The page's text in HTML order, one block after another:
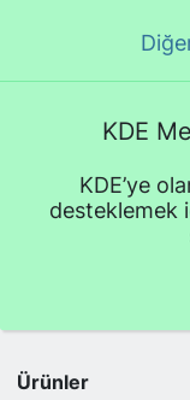
KDE
KDE’ye
desteklemek
Ürünler